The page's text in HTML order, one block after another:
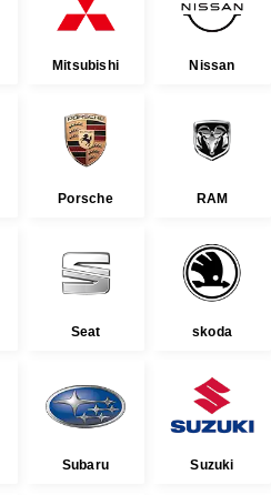
Mitsubishi Nissan
Porsche RAM
Seat skoda
Subaru Suzuki